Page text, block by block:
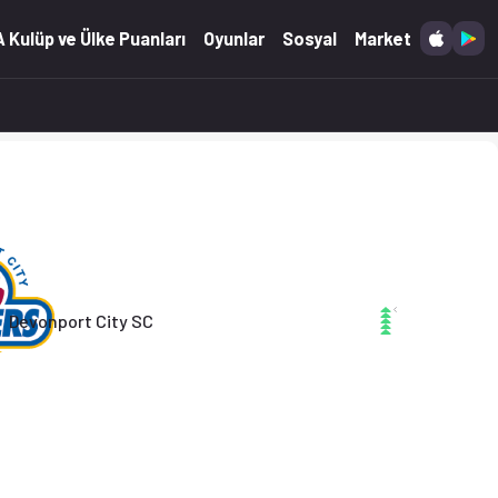
Kulüp ve Ülke Puanları Oyunlar Sosyal Market
Devonport City SC